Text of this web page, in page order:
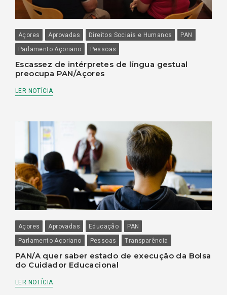
Açores Aprovadas Direitos Sociais e Humanos
PAN
Parlamento Açoriano
Pessoas
Escassez de intérpretes de língua gestual
preocupa PAN/Açores
LER NOTÍCIA
Açores Aprovadas Educação
PAN
Parlamento Açoriano
Pessoas Transparência
PAN/A quer saber estado de execução da Bolsa
do Cuidador Educacional
LER NOTÍCIA